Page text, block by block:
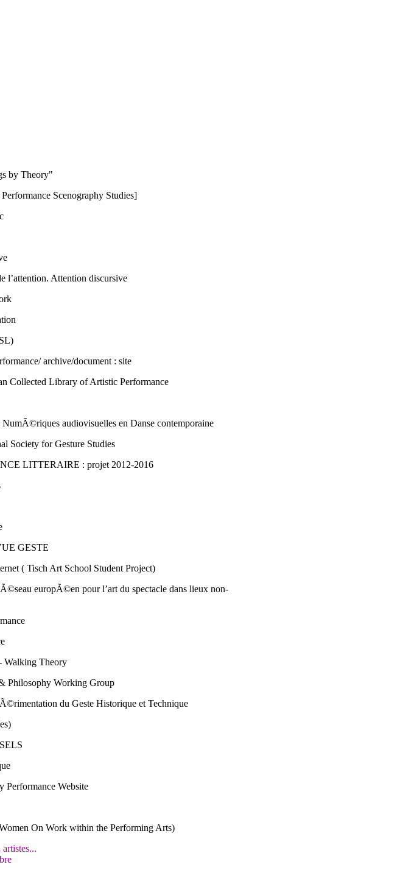
by Theory"
Scenography Studies]
l’attention. Attention discursive
archive/document : site
Collected Library of Artistic Performance
NumÃ©riques audiovisuelles en Danse contemporaine
Society for Gesture Studies
LITTERAIRE : projet 2012-2016
GESTE
( Tisch Art School Student Project)
europÃ©en pour l’art du spectacle dans lieux non-
Walking Theory
Philosophy Working Group
du Geste Historique et Technique
Performance Website
On Work within the Performing Arts)